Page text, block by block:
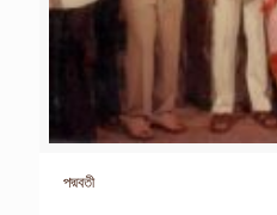
পদ্মবতী